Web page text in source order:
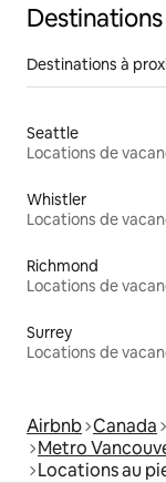
Destinations à
Seattle
Locations de
Whistler
Locations de
Richmond
Locations de
Surrey
Locations de
Airbnb Canada
Metro
Locations au